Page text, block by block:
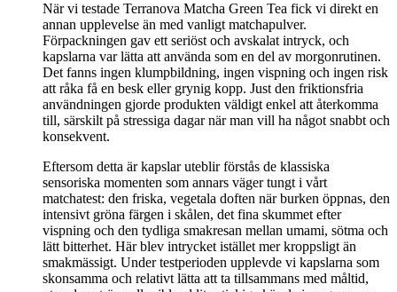
När vi testade Terranova Matcha Green Tea fick vi direkt en
annan upplevelse än med vanligt matchapulver.
Förpackningen gav ett seriöst och avskalat intryck, och
kapslarna var lätta att använda som en del av morgonrutinen.
Det fanns ingen klumpbildning, ingen vispning och ingen risk
att råka få en besk eller grynig kopp. Just den friktionsfria
användningen gjorde produkten väldigt enkel att återkomma
till, särskilt på stressiga dagar när man vill ha något snabbt och
konsekvent.
Eftersom detta är kapslar uteblir förstås de klassiska
sensoriska momenten som annars väger tungt i vårt
matchatest: den friska, vegetala doften när burken öppnas, den
intensivt gröna färgen i skålen, det fina skummet efter
vispning och den tydliga smakresan mellan umami, sötma och
lätt bitterhet. Här blev intrycket istället mer kroppsligt än
smakmässigt. Under testperioden upplevde vi kapslarna som
skonsamma och relativt lätta att ta tillsammans med måltid,